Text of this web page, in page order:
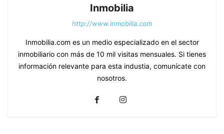
Inmobilia
http://www.inmobilia.com
Inmobilia.com es un medio especializado en el sector
inmobiliario con más de 10 mil visitas mensuales. Si tienes
información relevante para esta industia, comunícate con
nosotros.